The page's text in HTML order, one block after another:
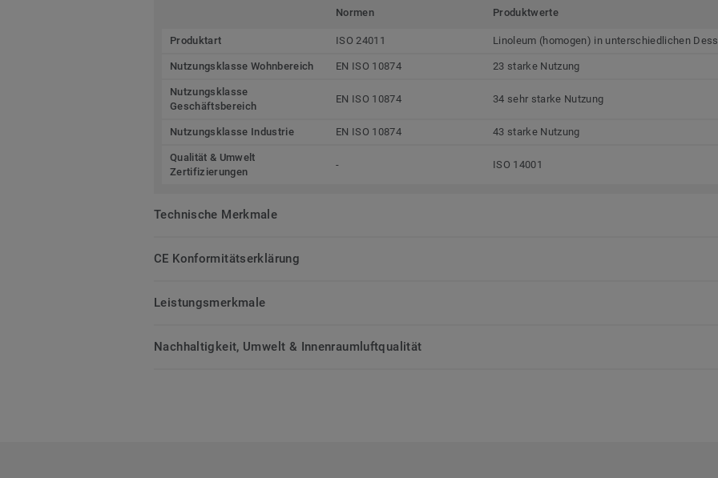
Normen Produktwerte
Produktart ISO 24011 Linoleum (homogen) in unterschiedlichen
Nutzungsklasse Wohnbereich EN ISO 10874 23 starke Nutzung
Nutzungsklasse
Geschäftsbereich
EN ISO 10874 34 sehr starke Nutzung
Nutzungsklasse Industrie EN ISO 10874 43 starke Nutzung
Qualität & Umwelt
Zertifizierungen
- ISO 14001
Technische Merkmale
CE Konformitätserklärung
Leistungsmerkmale
Nachhaltigkeit, Umwelt & Innenraumluftqualität